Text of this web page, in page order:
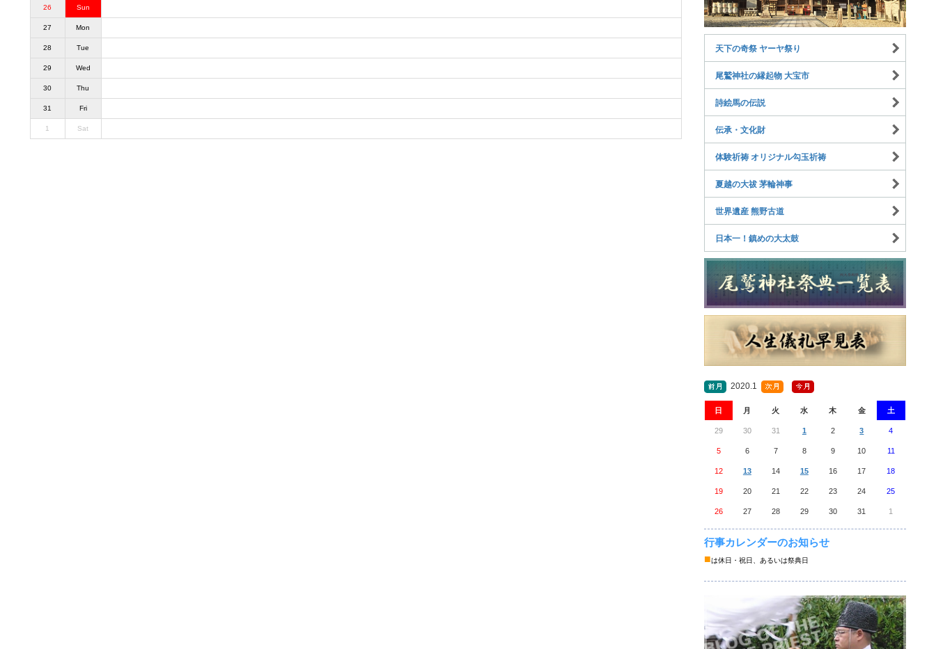
26 Sun
27 Mon
28 Tue
29 Wed
30 Thu
31 Fri
1 Sat
天下の奇祭 ヤーヤ祭り
尾鷲神社の縁起物 大宝市
詩絵馬の伝説
伝承・文化財
体験祈祷 オリジナル勾玉祈祷
夏越の大祓 茅輪神事
世界遺産 熊野古道
日本一！鎮めの大太鼓
2020.1
日 月 火 水 木 金 土
29 30 31 1 2 3 4
5 6 7 8 9 10 11
12 13 14 15 16 17 18
19 20 21 22 23 24 25
26 27 28 29 30 31 1
行事カレンダーのお知らせ
■は休日・祝日、あるいは祭典日